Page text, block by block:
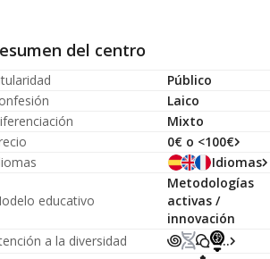
del centro
Público
Laico
Mixto
0€ o <100€
Idiomas
educativo
Metodologías
activas /
innovación
a la diversidad
...